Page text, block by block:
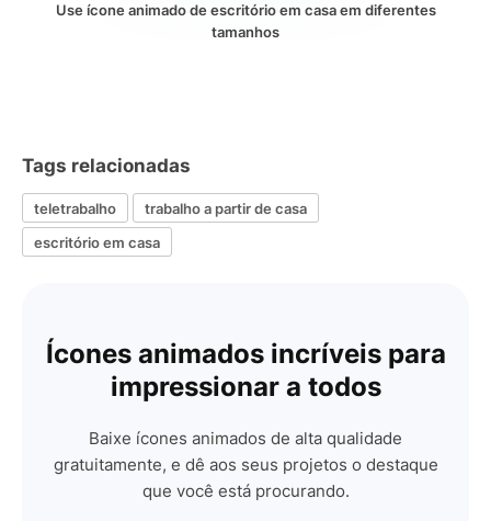
Use ícone animado de escritório em casa em diferentes
tamanhos
Tags relacionadas
teletrabalho
trabalho a partir de casa
escritório em casa
Ícones animados incríveis para
impressionar a todos
Baixe ícones animados de alta qualidade
gratuitamente, e dê aos seus projetos o destaque
que você está procurando.